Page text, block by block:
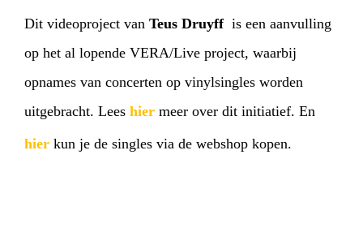
Dit videoproject van Teus Druyffis een aanvulling
op het al lopende VERA/Live project, waarbij
opnames van concerten op vinylsingles worden
uitgebracht. Lees hier meer over dit initiatief. En
hier kun je de singles via de webshop kopen.